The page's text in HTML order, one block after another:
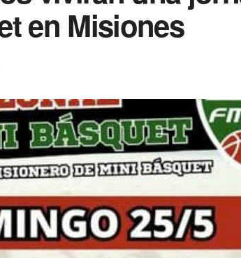
en Misiones